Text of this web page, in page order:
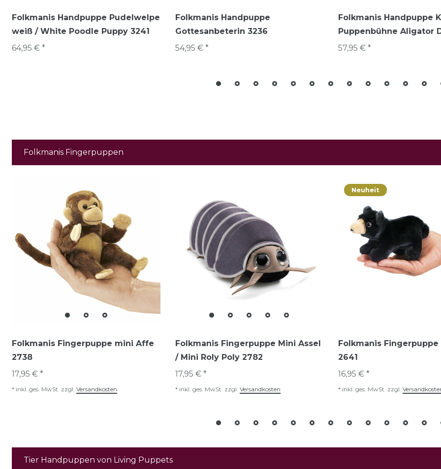
Folkmanis Handpuppe Pudelwelpe
weiß / White Poodle Puppy 3241
64,95 € *
Folkmanis Handpuppe
Gottesanbeterin 3236
54,95 € *
Folkmanis Handpuppe
Puppenbühne Aligator
57,95 € *
Folkmanis Fingerpuppen
Folkmanis Fingerpuppe mini Affe
2738
17,95 € *
* inkl. ges. MwSt. zzgl. Versandkosten
Folkmanis Fingerpuppe Mini Assel
/ Mini Roly Poly 2782
17,95 € *
* inkl. ges. MwSt. zzgl. Versandkosten
Neuheit
Folkmanis Fingerpuppe
2641
16,95 € *
* inkl. ges. MwSt. zzgl.
Tier Handpuppen von Living Puppets